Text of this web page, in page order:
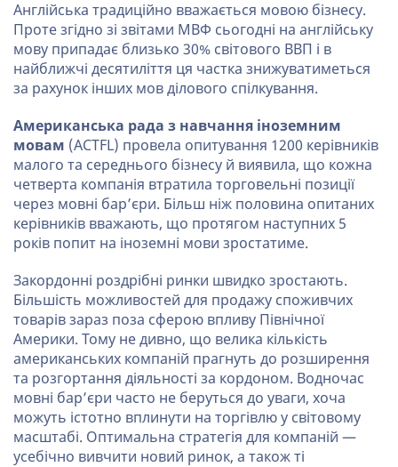
Англійська традиційно вважається мовою бізнесу.
Проте згідно зі звітами МВФ сьогодні на англійську
мову припадає близько 30% світового ВВП і в
найближчі десятиліття ця частка знижуватиметься
за рахунок інших мов ділового спілкування.
Американська рада з навчання іноземним
мовам (ACTFL) провела опитування 1200 керівників
малого та середнього бізнесу й виявила, що кожна
четверта компанія втратила торговельні позиції
через мовні бар’єри. Більш ніж половина опитаних
керівників вважають, що протягом наступних 5
років попит на іноземні мови зростатиме.
Закордонні роздрібні ринки швидко зростають.
Більшість можливостей для продажу споживчих
товарів зараз поза сферою впливу Північної
Америки. Тому не дивно, що велика кількість
американських компаній прагнуть до розширення
та розгортання діяльності за кордоном. Водночас
мовні бар’єри часто не беруться до уваги, хоча
можуть істотно вплинути на торгівлю у світовому
масштабі. Оптимальна стратегія для компаній —
усебічно вивчити новий ринок, а також ті